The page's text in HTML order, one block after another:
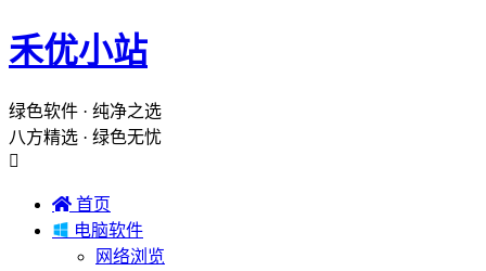
禾优小站
绿色软件 · 纯净之选
八方精选 · 绿色无忧

 首页
 电脑软件
网络浏览